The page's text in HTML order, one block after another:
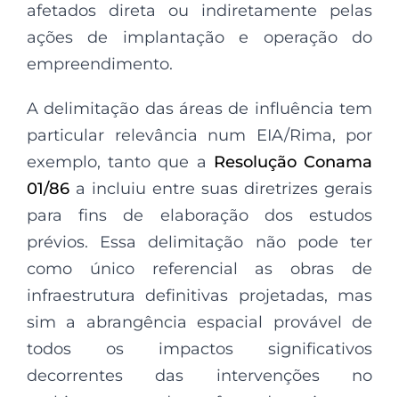
afetados direta ou indiretamente pelas
ações de implantação e operação do
empreendimento.
A delimitação das áreas de influência tem
particular relevância num EIA/Rima, por
exemplo, tanto que a Resolução Conama
01/86 a incluiu entre suas diretrizes gerais
para fins de elaboração dos estudos
prévios. Essa delimitação não pode ter
como único referencial as obras de
infraestrutura definitivas projetadas, mas
sim a abrangência espacial provável de
todos os impactos significativos
decorrentes das intervenções no